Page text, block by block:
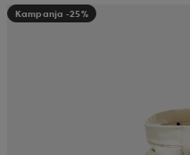
Kampanja -25%